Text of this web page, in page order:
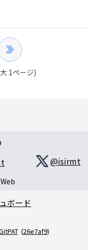
1ページ)
@isirmt
ボード
(26e7af9)